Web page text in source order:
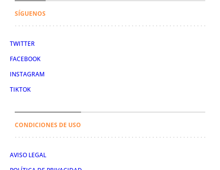
SÍGUENOS
TWITTER
FACEBOOK
INSTAGRAM
TIKTOK
CONDICIONES DE USO
AVISO LEGAL